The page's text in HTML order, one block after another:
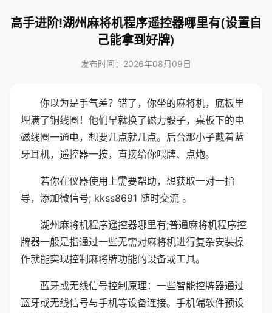
高手进阶!湖州麻将机程序遥控器哪里有(设置自
己能拿到好牌)
发布时间：2026年08月09日
你以为是手气差？错了，你坐的麻将机，底板里
埋满了铜线圈！他们早就换了磁力骰子，桌板下的电
磁线圈一通电，想要几点就几点。后台那小子戴着蓝
牙耳机，遥控器一按，直接给你喂牌、点炮。
若你在仪器使用上需要帮助，想获取一对一指
导，添加微信号; kkss8691 随时交流 。
湖州麻将机程序遥控器哪里有;普通麻将机程序控
牌器一般是指通过一些无需对麻将机进行复杂安装操
作就能实现控制麻将牌功能的设备或工具。
蓝牙或无线信号控制原理：一些智能控牌器通过
蓝牙或无线信号与手机等设备连接。手机端软件预设